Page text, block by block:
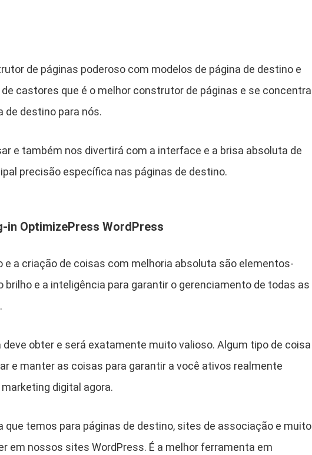
de páginas poderoso com modelos de página de destino e
castores que é o melhor construtor de páginas e se concentra
de destino para nós.
e também nos divertirá com a interface e a brisa absoluta de
precisão específica nas páginas de destino.
in OptimizePress WordPress
e a criação de coisas com melhoria absoluta são elementos-
brilho e a inteligência para garantir o gerenciamento de todas as
deve obter e será exatamente muito valioso. Algum tipo de coisa
e manter as coisas para garantir a você ativos realmente
digital agora.
que temos para páginas de destino, sites de associação e muito
em nossos sites WordPress. É a melhor ferramenta em